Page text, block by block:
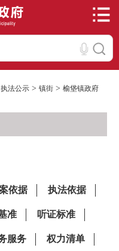
执法公示 > 镇街 > 榆垡镇政府